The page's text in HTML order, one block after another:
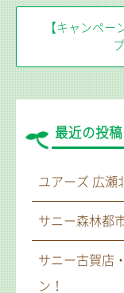
【キャンペー
最近の投稿
ユアーズ 広瀬
サニー森林都
サニー古賀店
ン！